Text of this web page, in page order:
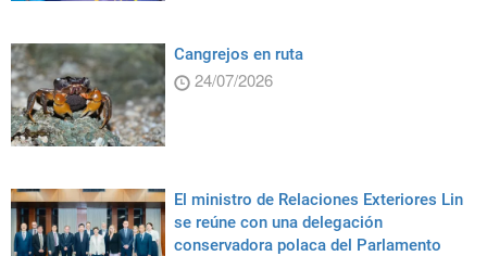
Cangrejos en ruta
24/07/2026
El ministro de Relaciones Exteriores Lin
se reúne con una delegación
conservadora polaca del Parlamento